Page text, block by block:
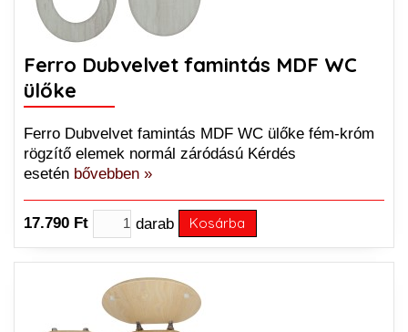
Ferro Dubvelvet famintás MDF WC
ülőke
Ferro Dubvelvet famintás MDF WC ülőke fém-króm
rögzítő elemek normál záródású Kérdés
esetén bővebben »
17.790 Ft darab Kosárba